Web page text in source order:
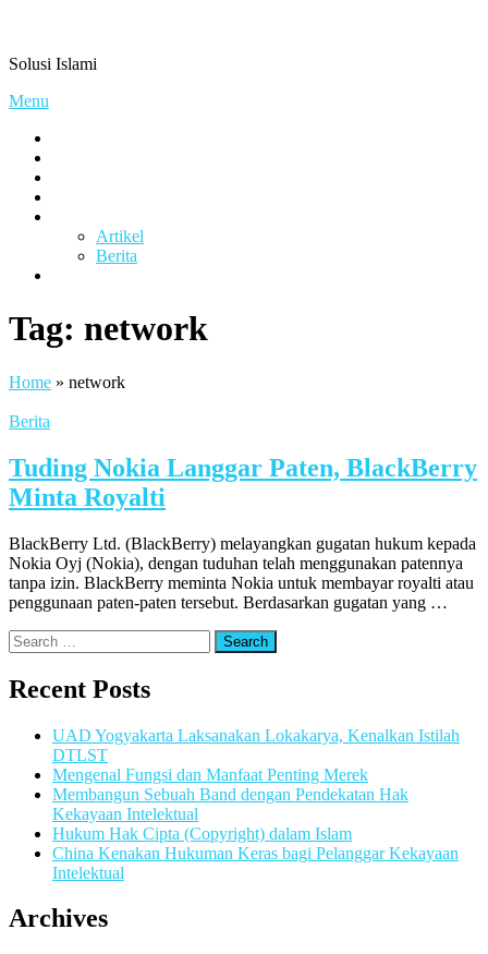
content
Solusi Islami
Menu
Artikel
Berita
Tag: network
Home » network
Berita
Tuding Nokia Langgar Paten, BlackBerry
Minta Royalti
BlackBerry Ltd. (BlackBerry) melayangkan gugatan hukum kepada
Nokia Oyj (Nokia), dengan tuduhan telah menggunakan patennya
tanpa izin. BlackBerry meminta Nokia untuk membayar royalti atau
penggunaan paten-paten tersebut. Berdasarkan gugatan yang …
Search
for:
Recent Posts
UAD Yogyakarta Laksanakan Lokakarya, Kenalkan Istilah
DTLST
Mengenal Fungsi dan Manfaat Penting Merek
Membangun Sebuah Band dengan Pendekatan Hak
Kekayaan Intelektual
Hukum Hak Cipta (Copyright) dalam Islam
China Kenakan Hukuman Keras bagi Pelanggar Kekayaan
Intelektual
Archives